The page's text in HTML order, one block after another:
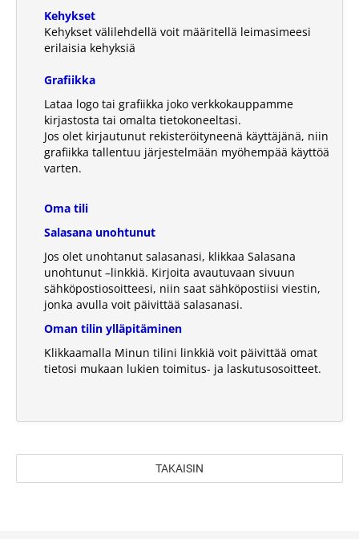
Kehykset
Kehykset välilehdellä voit määritellä leimasimeesi
erilaisia kehyksiä
Grafiikka
Lataa logo tai grafiikka joko verkkokauppamme
kirjastosta tai omalta tietokoneeltasi.
Jos olet kirjautunut rekisteröityneenä käyttäjänä, niin
grafiikka tallentuu järjestelmään myöhempää käyttöä
varten.
Oma tili
Salasana unohtunut
Jos olet unohtanut salasanasi, klikkaa Salasana
unohtunut –linkkiä. Kirjoita avautuvaan sivuun
sähköpostiosoitteesi, niin saat sähköpostiisi viestin,
jonka avulla voit päivittää salasanasi.
Oman tilin ylläpitäminen
Klikkaamalla Minun tilini linkkiä voit päivittää omat
tietosi mukaan lukien toimitus- ja laskutusosoitteet.
TAKAISIN